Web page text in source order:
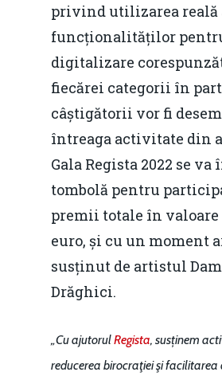
privind utilizarea reală
funcționalităților
digitalizare
fiecărei categorii în
câștigătorii vor fi
întreaga activitate din
Gala Regista 2022 se
tombolă pentru
premii totale în valoare
euro, și cu un moment
susținut de artistul
Drăghici.
„Cu ajutorulRegista, susținem
reducerea birocraţiei şi